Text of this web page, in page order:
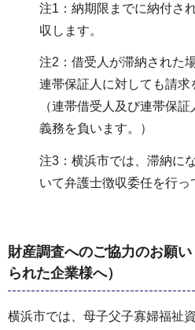
注1：納期限までに納付さ
収します。
注2：借受人が滞納された
連帯保証人に対しても請求
（連帯借受人及び連帯保
義務を負います。）
注3：横浜市では、滞納に
いて弁護士徴収委任を行っ
財産調査へのご協力のお願
られた企業様へ）
横浜市では、母子父子寡婦福祉